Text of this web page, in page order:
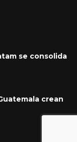
se consolida
crean